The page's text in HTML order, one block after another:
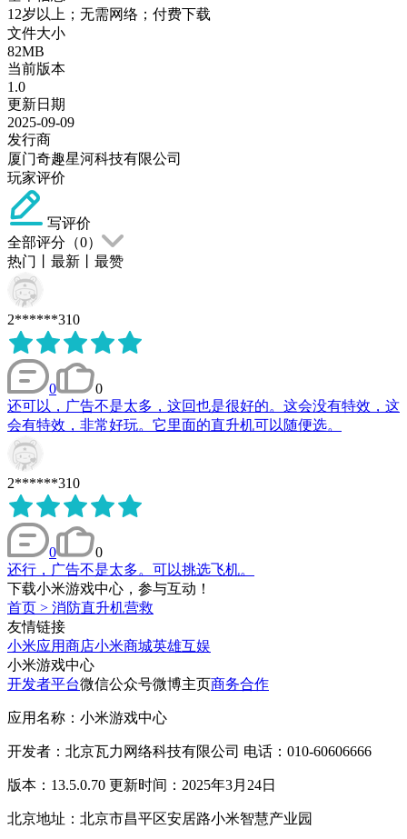
12岁以上；无需网络；付费下载
文件大小
82MB
当前版本
1.0
更新日期
2025-09-09
发行商
厦门奇趣星河科技有限公司
玩家评价
写评价
全部评分（0）
热门
最新 最赞
2******310
0
0
还可以，广告不是太多，这回也是很好的。这会没有特效，这
会有特效，非常好玩。它里面的直升机可以随便选。
2******310
0
0
还行，广告不是太多。可以挑选飞机。
下载小米游戏中心，参与互动！
首页 > 消防直升机营救
友情链接
小米应用商店小米商城英雄互娱
小米游戏中心
开发者平台微信公众号微博主页商务合作
应用名称：小米游戏中心
开发者：北京瓦力网络科技有限公司 电话：010-60606666
版本：13.5.0.70 更新时间：2025年3月24日
北京地址：北京市昌平区安居路小米智慧产业园